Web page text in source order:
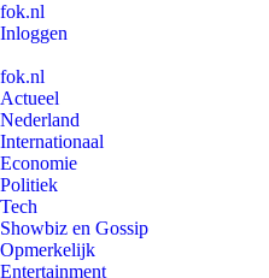
fok.nl
Inloggen
fok.nl
Actueel
Nederland
Internationaal
Economie
Politiek
Tech
Showbiz en Gossip
Opmerkelijk
Entertainment